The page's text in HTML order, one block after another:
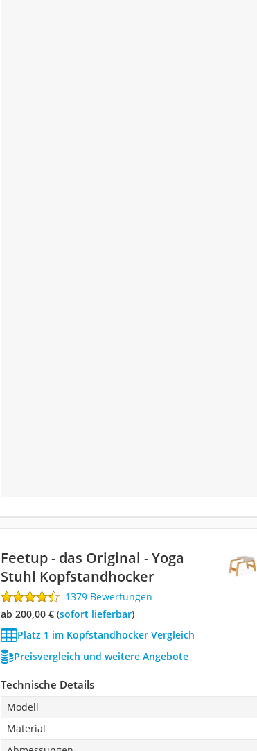
Feetup - das Original - Yoga
Stuhl Kopfstandhocker
1379 Bewertungen
ab 200,00 €( Sofort lieferbar)
Platz 1 im Kopfstandhocker Vergleich
Preisvergleich und weitere Angebote
Technische Details
Modell
Material